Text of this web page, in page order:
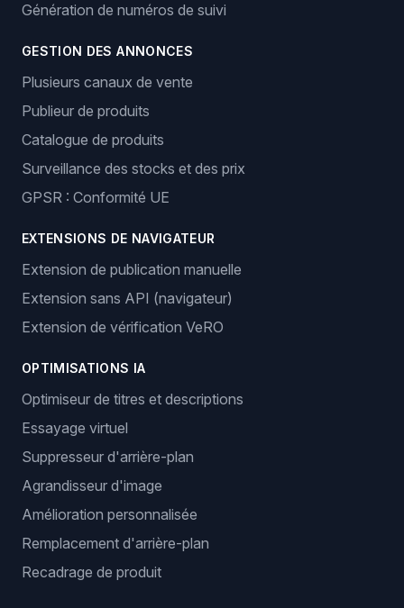
Génération de numéros de suivi
GESTION DES ANNONCES
Plusieurs canaux de vente
Publieur de produits
Catalogue de produits
Surveillance des stocks et des prix
GPSR : Conformité UE
EXTENSIONS DE NAVIGATEUR
Extension de publication manuelle
Extension sans API (navigateur)
Extension de vérification VeRO
OPTIMISATIONS IA
Optimiseur de titres et descriptions
Essayage virtuel
Suppresseur d'arrière-plan
Agrandisseur d'image
Amélioration personnalisée
Remplacement d'arrière-plan
Recadrage de produit